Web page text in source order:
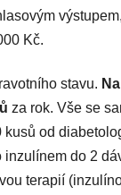
Kč.
stavu.
za rok. Vše se
od
do 2
terapií